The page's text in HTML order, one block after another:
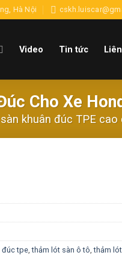
Hà Nội
Video Tin tức
Cho Xe
khuân đúc TPE cao
đúc tpe,thảm lót sàn ô tô,thảm